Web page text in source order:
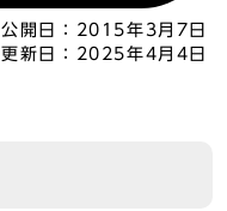
公開日：
2015年3月7日
更新日：
2025年4月4日